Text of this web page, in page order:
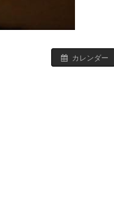
カレンダー